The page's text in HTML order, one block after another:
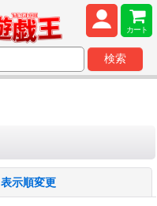
カート
検索
表示順変更